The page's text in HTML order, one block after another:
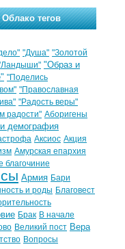
Облако тегов
"Душа" "Золотой
"Образ и
"Поделись
"Православная
"Радость веры"
радости" Аборигены
демография
Аксиос Акция
Амурская епархия
благочиние
Армия Бари
и роды Благовест
Брак В начале
Великий пост Вера
Вопросы